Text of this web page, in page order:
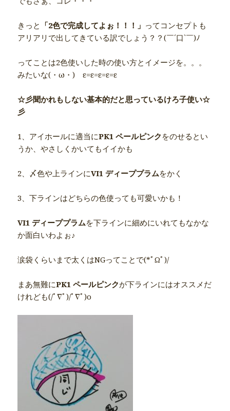
きっと 「2色で完成してよぉ！！！」 ってコンセプトも
アリアリで出してきている訳でしょう？？(￣´口`￣)ﾉ
ってことは2色使いした時の使い方とイメージを。。。
みたいな(・ω・)ゞε=ε=ε=ε=ε
☆彡聞かれもしない基本的だと思っているけろ子使い☆
彡
1、アイホールに適当にPK1 ペールピンク をのせるとい
うか、やさしくかいてもイイかも
2、〆色や上ラインにVI1 ディーププラムをかく
3、下ラインはどちらの色使っても可愛いかも！
VI1 ディーププラムを下ラインに細めにいれてもなかな
か面白いわよぉ♪
涙袋くらいまで太くはNGってことで(*ﾟΩﾟ)/
まあ無難にPK1 ペールピンクが下ラインにはオススメだ
けれども(/ﾟ∇ﾟ)/ﾟ∇ﾟ)o